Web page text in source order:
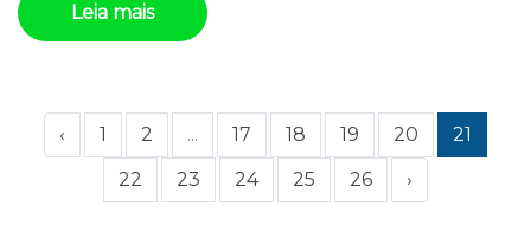
Leia mais
‹ 1 2 ... 17 18 19 20
21
22
23 24 25 26 ›